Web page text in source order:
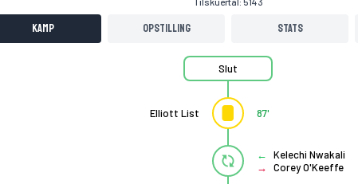
Kamp Opstilling Stats
Slut
Elliott List 87'
Kelechi Nwakali
Corey O'Keeffe